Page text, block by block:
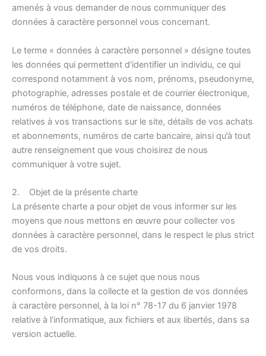
amenés à vous demander de nous communiquer des
données à caractère personnel vous concernant.
Le terme « données à caractère personnel » désigne toutes
les données qui permettent d’identifier un individu, ce qui
correspond notamment à vos nom, prénoms, pseudonyme,
photographie, adresses postale et de courrier électronique,
numéros de téléphone, date de naissance, données
relatives à vos transactions sur le site, détails de vos achats
et abonnements, numéros de carte bancaire, ainsi qu’à tout
autre renseignement que vous choisirez de nous
communiquer à votre sujet.
2. Objet de la présente charte
La présente charte a pour objet de vous informer sur les
moyens que nous mettons en œuvre pour collecter vos
données à caractère personnel, dans le respect le plus strict
de vos droits.
Nous vous indiquons à ce sujet que nous nous
conformons, dans la collecte et la gestion de vos données
à caractère personnel, à la loi n° 78-17 du 6 janvier 1978
relative à l’informatique, aux fichiers et aux libertés, dans sa
version actuelle.